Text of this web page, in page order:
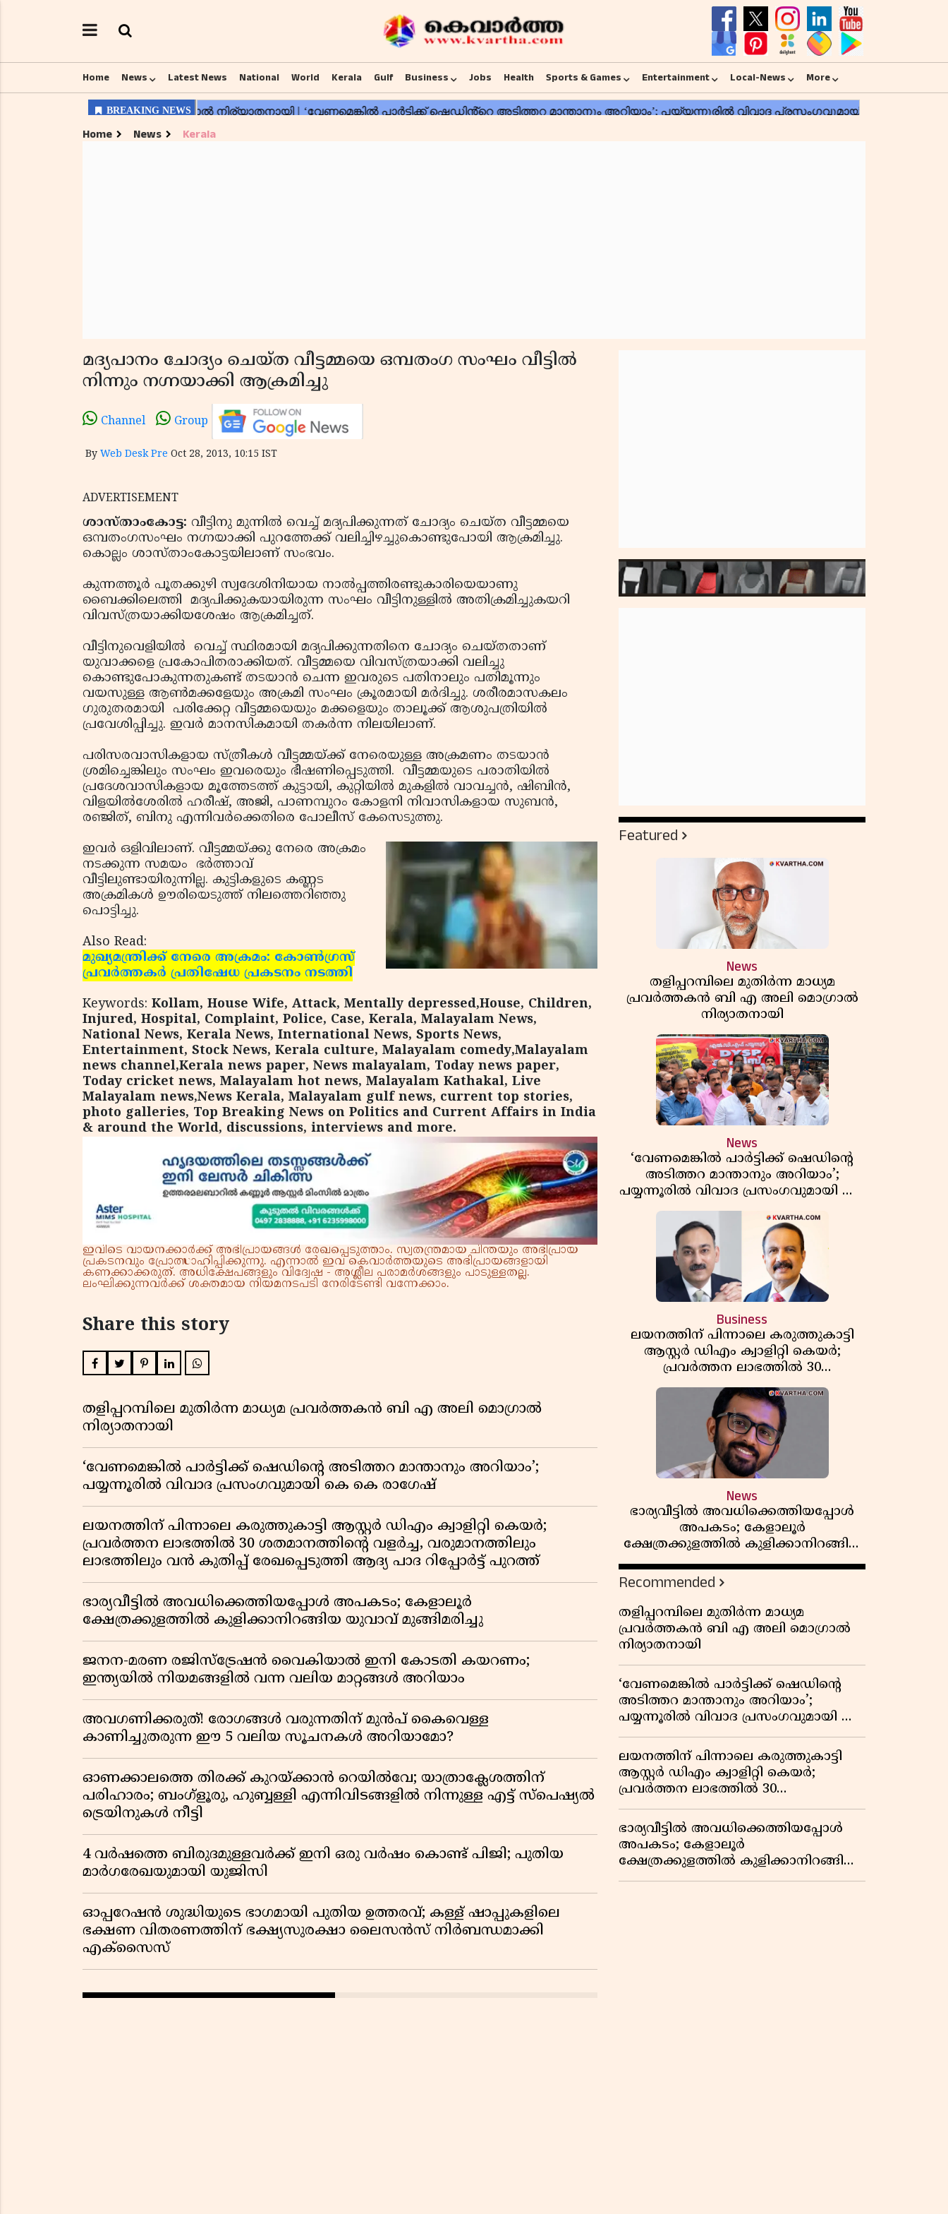
Home News Latest News National World Kerala Gulf Business Jobs Health Sports & Games Entertainment Local-News More
Home News Kerala
മദ്യപാനം ചോദ്യം ചെയ്ത വീട്ടമ്മയെ ഒമ്പതംഗ സംഘം വീട്ടില്‍
നിന്നും നഗ്നയാക്കി ആക്രമിച്ചു
Channel Group
By Web Desk Pre Oct 28, 2013, 10:15 IST
ADVERTISEMENT
ശാസ്താംകോട്ട: വീട്ടിനു മുന്നില്‍ വെച്ച് മദ്യപിക്കുന്നത് ചോദ്യം ചെയ്ത വീട്ടമ്മയെ
ഒമ്പതംഗസംഘം നഗ്നയാക്കി പുറത്തേക്ക് വലിച്ചിഴച്ചുകൊണ്ടുപോയി ആക്രമിച്ചു.
കൊല്ലം ശാസ്താംകോട്ടയിലാണ് സംഭവം.
കുന്നത്തൂര്‍ പൂതക്കുഴി സ്വദേശിനിയായ നാല്‍പ്പത്തിരണ്ടുകാരിയെയാണു
ബൈക്കിലെത്തി മദ്യപിക്കുകയായിരുന്ന സംഘം വീട്ടിനുള്ളില്‍ അതിക്രമിച്ചുകയറി
വിവസ്ത്രയാക്കിയശേഷം ആക്രമിച്ചത്.
വീട്ടിനുവെളിയില്‍ വെച്ച് സ്ഥിരമായി മദ്യപിക്കുന്നതിനെ ചോദ്യം ചെയ്തതാണ്
യുവാക്കളെ പ്രകോപിതരാക്കിയത്. വീട്ടമ്മയെ വിവസ്ത്രയാക്കി വലിച്ചു
കൊണ്ടുപോകുന്നതുകണ്ട് തടയാന്‍ ചെന്ന ഇവരുടെ പതിനാലും പതിമൂന്നും
വയസുള്ള ആണ്‍മക്കളേയും അക്രമി സംഘം ക്രൂരമായി മര്‍ദിച്ചു. ശരീരമാസകലം
ഗുരുതരമായി പരിക്കേറ്റ വീട്ടമ്മയെയും മക്കളെയും താലൂക്ക് ആശുപത്രിയില്‍
പ്രവേശിപ്പിച്ചു. ഇവര്‍ മാനസികമായി തകര്‍ന്ന നിലയിലാണ്.
പരിസരവാസികളായ സ്ത്രീകള്‍ വീട്ടമ്മയ്ക്ക് നേരെയുള്ള അക്രമണം തടയാന്‍
ശ്രമിച്ചെങ്കിലും സംഘം ഇവരെയും ഭീഷണിപ്പെടുത്തി. വീട്ടമ്മയുടെ പരാതിയില്‍
പ്രദേശവാസികളായ മൂത്തേടത്ത് കുട്ടായി, കുറ്റിയില്‍ മുകളില്‍ വാവച്ചന്‍, ഷിബിന്‍,
വിളയില്‍ശേരില്‍ ഹരീഷ്, അജി, പാണമ്പുറം കോളനി നിവാസികളായ സുബന്‍,
രഞ്ജിത്, ബിനു എന്നിവര്‍ക്കെതിരെ പോലീസ് കേസെടുത്തു.
ഇവര്‍ ഒളിവിലാണ്. വീട്ടമ്മയ്ക്കു നേരെ അക്രമം
നടക്കുന്ന സമയം ഭര്‍ത്താവ്
വീട്ടിലുണ്ടായിരുന്നില്ല. കുട്ടികളുടെ കണ്ണട
അക്രമികള്‍ ഊരിയെടുത്ത് നിലത്തെറിഞ്ഞു
പൊട്ടിച്ചു.
Also Read:
മുഖ്യമന്ത്രിക്ക് നേരെ അക്രമം: കോണ്‍ഗ്രസ്
പ്രവര്‍ത്തകര്‍ പ്രതിഷേധ പ്രകടനം നടത്തി
Keywords: Kollam, House Wife, Attack, Mentally depressed,House, Children,
Injured, Hospital, Complaint, Police, Case, Kerala, Malayalam News,
National News, Kerala News, International News, Sports News,
Entertainment, Stock News, Kerala culture, Malayalam comedy,Malayalam
news channel,Kerala news paper, News malayalam, Today news paper,
Today cricket news, Malayalam hot news, Malayalam Kathakal, Live
Malayalam news,News Kerala, Malayalam gulf news, current top stories,
photo galleries, Top Breaking News on Politics and Current Affairs in India
& around the World, discussions, interviews and more.
ഇവിടെ വായനക്കാർക്ക് അഭിപ്രായങ്ങൾ രേഖപ്പെടുത്താം. സ്വതന്ത്രമായ ചിന്തയും അഭിപ്രായ
പ്രകടനവും പ്രോത്സാഹിപ്പിക്കുന്നു. എന്നാൽ ഇവ കെവാർത്തയുടെ അഭിപ്രായങ്ങളായി
കണക്കാക്കരുത്. അധിക്ഷേപങ്ങളും വിദ്വേഷ - അശ്ലീല പരാമർശങ്ങളും പാടുള്ളതല്ല.
ലംഘിക്കുന്നവർക്ക് ശക്തമായ നിയമനടപടി നേരിടേണ്ടി വന്നേക്കാം.
Share this story
തളിപ്പറമ്പിലെ മുതിർന്ന മാധ്യമ പ്രവർത്തകൻ ബി എ അലി മൊഗ്രാൽ
നിര്യാതനായി
‘വേണമെങ്കിൽ പാർട്ടിക്ക് ഷെഡിൻ്റെ അടിത്തറ മാന്താനും അറിയാം’;
പയ്യന്നൂരിൽ വിവാദ പ്രസംഗവുമായി കെ കെ രാഗേഷ്
ലയനത്തിന് പിന്നാലെ കരുത്തുകാട്ടി ആസ്റ്റർ ഡിഎം ക്വാളിറ്റി കെയർ;
പ്രവർത്തന ലാഭത്തിൽ 30 ശതമാനത്തിൻ്റെ വളർച്ച, വരുമാനത്തിലും
ലാഭത്തിലും വൻ കുതിപ്പ് രേഖപ്പെടുത്തി ആദ്യ പാദ റിപ്പോർട്ട് പുറത്ത്
ഭാര്യവീട്ടിൽ അവധിക്കെത്തിയപ്പോൾ അപകടം; കേളാലൂർ
ക്ഷേത്രക്കുളത്തിൽ കുളിക്കാനിറങ്ങിയ യുവാവ് മുങ്ങിമരിച്ചു
ജനന-മരണ രജിസ്ട്രേഷൻ വൈകിയാൽ ഇനി കോടതി കയറണം;
ഇന്ത്യയിൽ നിയമങ്ങളിൽ വന്ന വലിയ മാറ്റങ്ങൾ അറിയാം
അവഗണിക്കരുത്! രോഗങ്ങൾ വരുന്നതിന് മുൻപ് കൈവെള്ള
കാണിച്ചുതരുന്ന ഈ 5 വലിയ സൂചനകൾ അറിയാമോ?
ഓണക്കാലത്തെ തിരക്ക് കുറയ്ക്കാൻ റെയിൽവേ; യാത്രാക്ലേശത്തിന്
പരിഹാരം; ബംഗ്ളൂരു, ഹുബ്ബള്ളി എന്നിവിടങ്ങളിൽ നിന്നുള്ള എട്ട് സ്പെഷ്യൽ
ട്രെയിനുകൾ നീട്ടി
4 വർഷത്തെ ബിരുദമുള്ളവർക്ക് ഇനി ഒരു വർഷം കൊണ്ട് പിജി; പുതിയ
മാർഗരേഖയുമായി യുജിസി
ഓപ്പറേഷൻ ശുദ്ധിയുടെ ഭാഗമായി പുതിയ ഉത്തരവ്; കള്ള് ഷാപ്പുകളിലെ
ഭക്ഷണ വിതരണത്തിന് ഭക്ഷ്യസുരക്ഷാ ലൈസൻസ് നിർബന്ധമാക്കി
എക്സൈസ്
Featured
News
തളിപ്പറമ്പിലെ മുതിർന്ന മാധ്യമ
പ്രവർത്തകൻ ബി എ അലി മൊഗ്രാൽ
നിര്യാതനായി
News
‘വേണമെങ്കിൽ പാർട്ടിക്ക് ഷെഡിൻ്റെ
അടിത്തറ മാന്താനും അറിയാം’;
പയ്യന്നൂരിൽ വിവാദ പ്രസംഗവുമായി കെ
കെ രാഗേഷ്
Business
ലയനത്തിന് പിന്നാലെ കരുത്തുകാട്ടി
ആസ്റ്റർ ഡിഎം ക്വാളിറ്റി കെയർ;
പ്രവർത്തന ലാഭത്തിൽ 30
ശതമാനത്തിൻ്റെ വളർച്ച,
വരുമാനത്തിലും ലാഭത്തിലും വൻ
കുതിപ്പ് രേഖപ്പെടുത്തി ആദ്യ പാദ
റിപ്പോർട്ട് പുറത്ത്
News
ഭാര്യവീട്ടിൽ അവധിക്കെത്തിയപ്പോൾ
അപകടം; കേളാലൂർ
ക്ഷേത്രക്കുളത്തിൽ കുളിക്കാനിറങ്ങിയ
യുവാവ് മുങ്ങിമരിച്ചു
Recommended
തളിപ്പറമ്പിലെ മുതിർന്ന മാധ്യമ
പ്രവർത്തകൻ ബി എ അലി മൊഗ്രാൽ
നിര്യാതനായി
‘വേണമെങ്കിൽ പാർട്ടിക്ക് ഷെഡിൻ്റെ
അടിത്തറ മാന്താനും അറിയാം’;
പയ്യന്നൂരിൽ വിവാദ പ്രസംഗവുമായി കെ
കെ രാഗേഷ്
ലയനത്തിന് പിന്നാലെ കരുത്തുകാട്ടി
ആസ്റ്റർ ഡിഎം ക്വാളിറ്റി കെയർ;
പ്രവർത്തന ലാഭത്തിൽ 30
ശതമാനത്തിൻ്റെ വളർച്ച,
വരുമാനത്തിലും ലാഭത്തിലും വൻ
കുതിപ്പ് രേഖപ്പെടുത്തി ആദ്യ പാദ
റിപ്പോർട്ട് പുറത്ത്
ഭാര്യവീട്ടിൽ അവധിക്കെത്തിയപ്പോൾ
അപകടം; കേളാലൂർ
ക്ഷേത്രക്കുളത്തിൽ കുളിക്കാനിറങ്ങിയ
യുവാവ് മുങ്ങിമരിച്ചു